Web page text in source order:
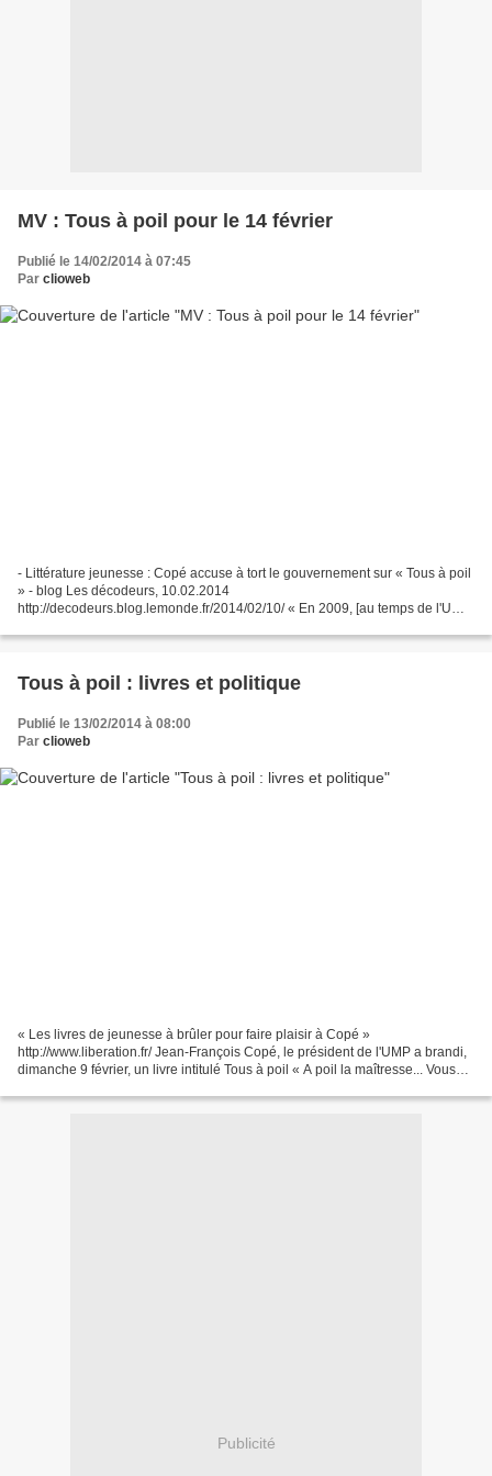
MV : Tous à poil pour le 14 février
Publié le 14/02/2014 à 07:45
Par clioweb
- Littérature jeunesse : Copé accuse à tort le gouvernement sur « Tous à poil
» - blog Les décodeurs, 10.02.2014
http://decodeurs.blog.lemonde.fr/2014/02/10/ « En 2009, [au temps de l'UMP
Tous à poil : livres et politique
Publié le 13/02/2014 à 08:00
Par clioweb
« Les livres de jeunesse à brûler pour faire plaisir à Copé »
http://www.liberation.fr/ Jean-François Copé, le président de l'UMP a brandi,
dimanche 9 février, un livre intitulé Tous à poil « A poil la maîtresse... Vous
Publicité